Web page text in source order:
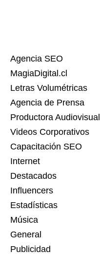
Agencia SEO
MagiaDigital.cl
Letras Volumétricas
Agencia de Prensa
Productora Audiovisual
Videos Corporativos
Capacitación SEO
Internet
Destacados
Influencers
Estadísticas
Música
General
Publicidad